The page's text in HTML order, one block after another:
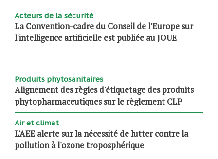
Acteurs de la sécurité
La Convention-cadre du Conseil de l'Europe sur
l'intelligence artificielle est publiée au JOUE
Produits phytosanitaires
Alignement des règles d'étiquetage des produits
phytopharmaceutiques sur le règlement CLP
Air et climat
L'AEE alerte sur la nécessité de lutter contre la
pollution à l'ozone troposphérique